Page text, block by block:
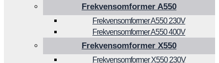
Frekvensomformer A550
Frekvensomformer A550 230V
Frekvensomformer A550 400V
Frekvensomformer X550
Frekvensomformer X550 230V